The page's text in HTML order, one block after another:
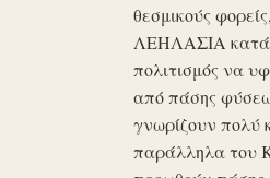
θεσμικούς
ΛΕΗΛΑΣΙΑ κατά
πολιτισμός να
από πάσης
γνωρίζουν πολύ
παράλληλα του